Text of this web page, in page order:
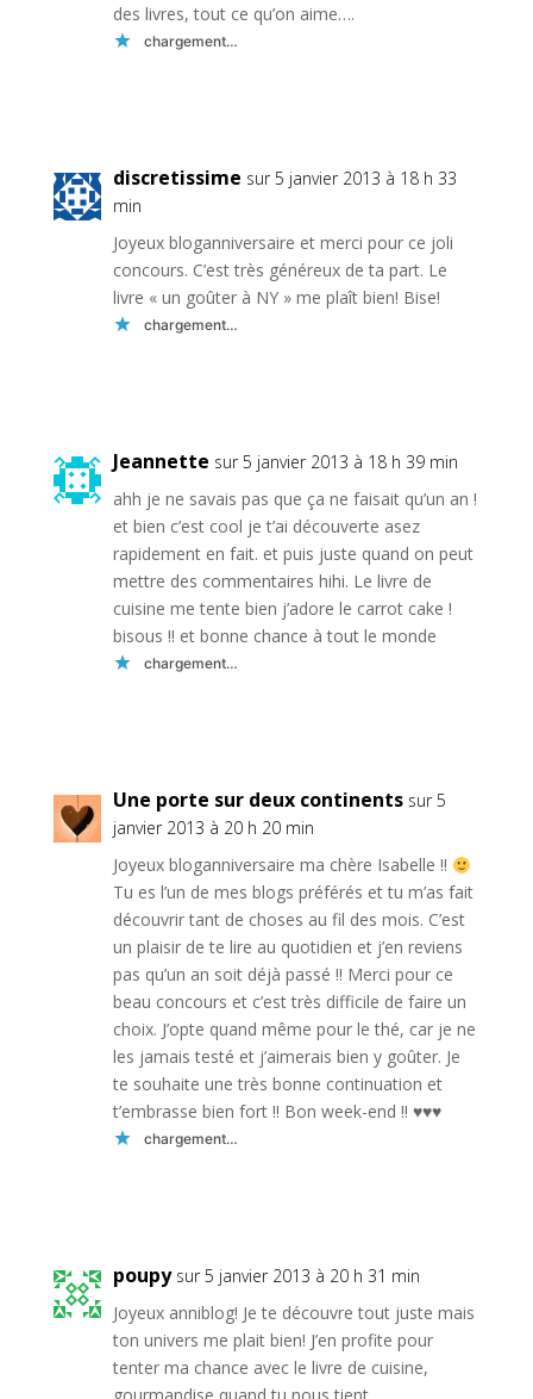
des livres, tout ce qu’on aime….
chargement…
discretissime sur 5 janvier 2013 à 18 h 33
min
Joyeux bloganniversaire et merci pour ce joli
concours. C’est très généreux de ta part. Le
livre « un goûter à NY » me plaît bien! Bise!
chargement…
Jeannette sur 5 janvier 2013 à 18 h 39 min
ahh je ne savais pas que ça ne faisait qu’un an !
et bien c’est cool je t’ai découverte asez
rapidement en fait. et puis juste quand on peut
mettre des commentaires hihi. Le livre de
cuisine me tente bien j’adore le carrot cake !
bisous !! et bonne chance à tout le monde
chargement…
Une porte sur deux continents sur 5
janvier 2013 à 20 h 20 min
Joyeux bloganniversaire ma chère Isabelle !!
Tu es l’un de mes blogs préférés et tu m’as fait
découvrir tant de choses au fil des mois. C’est
un plaisir de te lire au quotidien et j’en reviens
pas qu’un an soit déjà passé !! Merci pour ce
beau concours et c’est très difficile de faire un
choix. J’opte quand même pour le thé, car je ne
les jamais testé et j’aimerais bien y goûter. Je
te souhaite une très bonne continuation et
t’embrasse bien fort !! Bon week-end !! ♥♥♥
chargement…
poupy sur 5 janvier 2013 à 20 h 31 min
Joyeux anniblog! Je te découvre tout juste mais
ton univers me plait bien! J’en profite pour
tenter ma chance avec le livre de cuisine,